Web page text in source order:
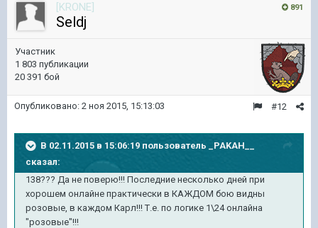
891
[KRONE]
Seldj
Участник
1 803 публикации
20 391 бой
#12
Опубликовано: 2 ноя 2015, 15:13:03
В 02.11.2015 в 15:06:19 пользователь _PAKAH__
сказал:
138??? Да не поверю!!! Последние несколько дней при
хорошем онлайне практически в КАЖДОМ бою видны
розовые, в каждом Карл!!! Т.е. по логике 1\24 онлайна
"розовые"!!!